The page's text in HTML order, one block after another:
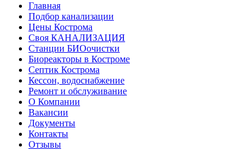
Главная
Подбор канализации
Цены Кострома
Своя КАНАЛИЗАЦИЯ
Станции БИОочистки
Биореакторы в Костроме
Септик Кострома
Кессон, водоснабжение
Ремонт и обслуживание
О Компании
Вакансии
Документы
Контакты
Отзывы